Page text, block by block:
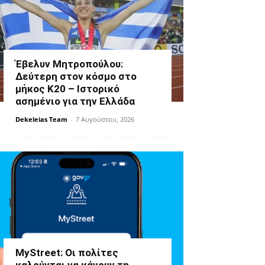
Έβελυν Μητροπούλου:
Δεύτερη στον κόσμο στο
μήκος Κ20 – Ιστορικό
ασημένιο για την Ελλάδα
Dekeleias Team - 7 Αυγούστου, 2026
MyStreet: Οι πολίτες